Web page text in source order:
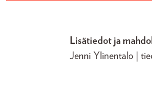
Lisätiedot ja
Jenni Ylinentalo |